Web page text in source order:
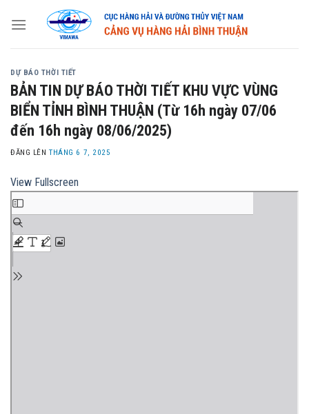
DỰ BÁO THỜI TIẾT
BẢN TIN DỰ BÁO THỜI TIẾT KHU VỰC VÙNG
BIỂN TỈNH BÌNH THUẬN (Từ 16h ngày 07/06
đến 16h ngày 08/06/2025)
ĐĂNG LÊNTHÁNG 6 7, 2025
View Fullscreen